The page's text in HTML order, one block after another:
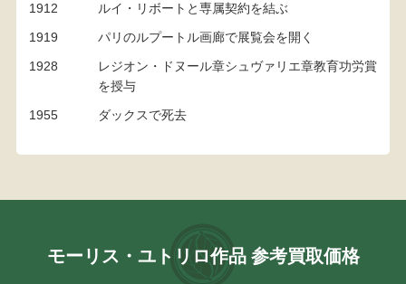
1912
ルイ・リボートと専属契約を結ぶ
1919
パリのルプートル画廊で展覧会を開く
1928
レジオン・ドヌール章シュヴァリエ章教育功労賞
を授与
1955
ダックスで死去
モーリス・ユトリロ作品 参考買取価格